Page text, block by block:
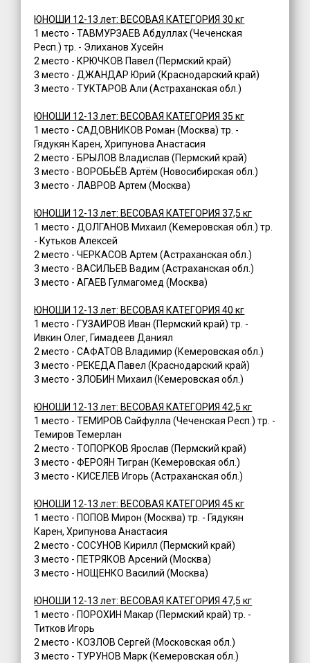
ЮНОШИ 12-13 лет: ВЕСОВАЯ КАТЕГОРИЯ 30 кг
1 место - ТАВМУРЗАЕВ Абдуллах (Чеченская
Респ.) тр. - Элиханов Хусейн
2 место - КРЮЧКОВ Павел (Пермский край)
3 место - ДЖАНДАР Юрий (Краснодарский край)
3 место - ТУКТАРОВ Али (Астраханская обл.)
ЮНОШИ 12-13 лет: ВЕСОВАЯ КАТЕГОРИЯ 35 кг
1 место - САДОВНИКОВ Роман (Москва) тр. -
Гядукян Карен, Хрипунова Анастасия
2 место - БРЫЛОВ Владислав (Пермский край)
3 место - ВОРОБЬЁВ Артём (Новосибирская обл.)
3 место - ЛАВРОВ Артем (Москва)
ЮНОШИ 12-13 лет: ВЕСОВАЯ КАТЕГОРИЯ 37,5 кг
1 место - ДОЛГАНОВ Михаил (Кемеровская обл.) тр.
- Кутьков Алексей
2 место - ЧЕРКАСОВ Артем (Астраханская обл.)
3 место - ВАСИЛЬЕВ Вадим (Астраханская обл.)
3 место - АГАЕВ Гулмагомед (Москва)
ЮНОШИ 12-13 лет: ВЕСОВАЯ КАТЕГОРИЯ 40 кг
1 место - ГУЗАИРОВ Иван (Пермский край) тр. -
Ивкин Олег, Гимадеев Даниял
2 место - САФАТОВ Владимир (Кемеровская обл.)
3 место - РЕКЕДА Павел (Краснодарский край)
3 место - ЗЛОБИН Михаил (Кемеровская обл.)
ЮНОШИ 12-13 лет: ВЕСОВАЯ КАТЕГОРИЯ 42,5 кг
1 место - ТЕМИРОВ Сайфулла (Чеченская Респ.) тр. -
Темиров Темерлан
2 место - ТОПОРКОВ Ярослав (Пермский край)
3 место - ФЕРОЯН Тигран (Кемеровская обл.)
3 место - КИСЕЛЕВ Игорь (Астраханская обл.)
ЮНОШИ 12-13 лет: ВЕСОВАЯ КАТЕГОРИЯ 45 кг
1 место - ПОПОВ Мирон (Москва) тр. - Гядукян
Карен, Хрипунова Анастасия
2 место - СОСУНОВ Кирилл (Пермский край)
3 место - ПЕТРЯКОВ Арсений (Москва)
3 место - НОЩЕНКО Василий (Москва)
ЮНОШИ 12-13 лет: ВЕСОВАЯ КАТЕГОРИЯ 47,5 кг
1 место - ПОРОХИН Макар (Пермский край) тр. -
Титков Игорь
2 место - КОЗЛОВ Сергей (Московская обл.)
3 место - ТУРУНОВ Марк (Кемеровская обл.)